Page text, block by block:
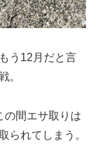
う12月だと言
。
の間エサ取りは
られてしまう。